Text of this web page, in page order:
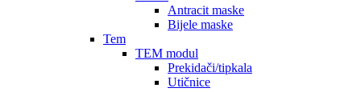
Antracit maske
Bijele maske
Tem
TEM modul
Prekidači/tipkala
Utičnice